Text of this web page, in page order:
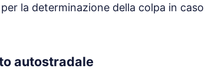
la determinazione della colpa in
autostradale